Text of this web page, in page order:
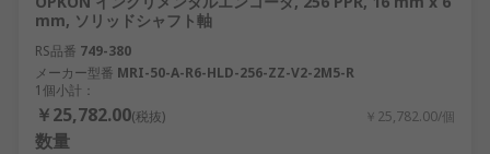
mm, ソリッドシャフト軸
RS品番 749-380
メーカー型番 MRI-50-A-R6-HLD-256-ZZ-V2-2M5-R
1個小計：
￥25,782.00(税抜) ￥25,782.00/個
数量